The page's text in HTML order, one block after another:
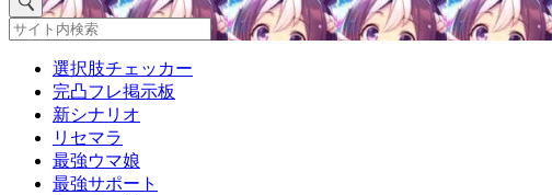
選択肢チェッカー
完凸フレ掲示板
新シナリオ
リセマラ
最強ウマ娘
最強サポート